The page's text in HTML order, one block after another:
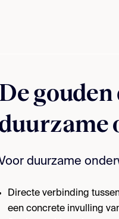
duurzame
Directe verbinding
een concrete invulling